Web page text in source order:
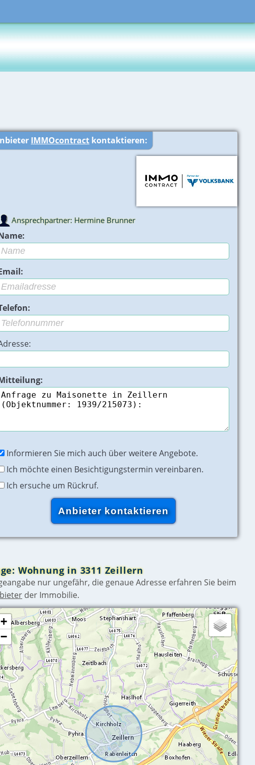
Zeillern - Bild 2 von 11
IMMOcontract kontaktieren:
Ansprechpartner: Hermine Brunner
Informieren Sie mich auch über weitere Angebote.
Ich möchte einen Besichtigungstermin vereinbaren.
Ich ersuche um Rückruf.
Wohnung in 3311 Zeillern
nur ungefähr, die genaue Adresse erfahren Sie beim
der Immobilie.
+
−